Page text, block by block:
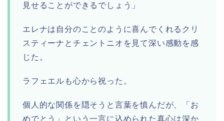
見せることができるでしょう」
エレナは自分のことのように喜んでくれるクリ
スティーナとチェントニオを見て深い感動を感
じた。
ラフェエルも心から祝った。
個人的な関係を隠そうと言葉を慎んだが、「お
めでとう」という一言に込められた真心は深か